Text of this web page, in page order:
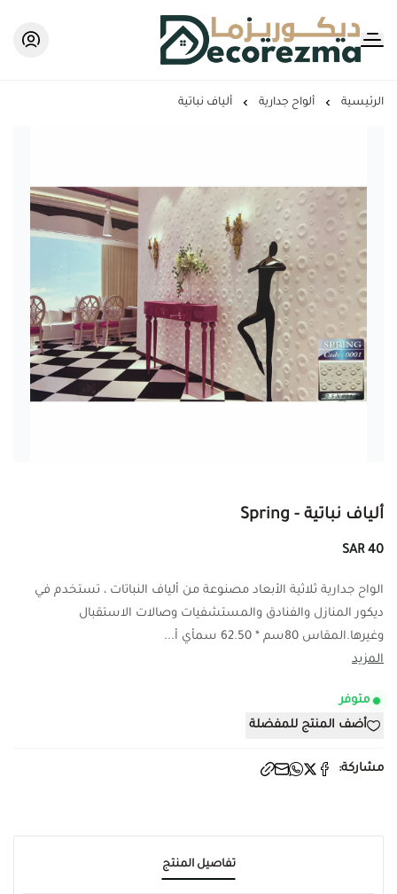
Decorezma
الرئيسية ألواح جدارية ألياف نباتية
ألياف نباتية - Spring
40 SAR
الواح جدارية ثلاثية الأبعاد مصنوعة من ألياف النباتات ، تستخدم في
ديكور المنازل والفنادق والمستشفيات وصالات الاستقبال
وغيرها.المقاس 80سم * 62.50 سمأي أ...
المزيد
متوفر
أضف المنتج للمفضلة
مشاركة:
تفاصيل المنتج